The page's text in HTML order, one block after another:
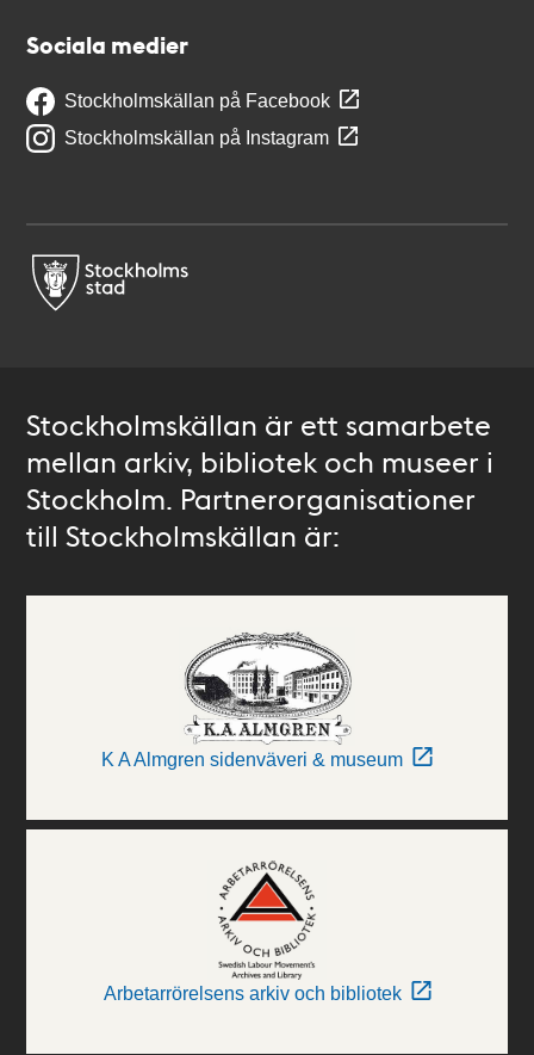
Sociala medier
Stockholmskällan på Facebook
Stockholmskällan på Instagram
Stockholmskällan är ett samarbete
mellan arkiv, bibliotek och museer i
Stockholm. Partnerorganisationer
till Stockholmskällan är:
K A Almgren sidenväveri & museum
Arbetarrörelsens arkiv och bibliotek